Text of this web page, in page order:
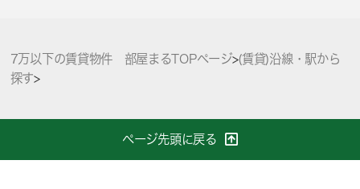
7万以下の賃貸物件 部屋まるTOPページ>(賃貸)沿線・駅から
探す>
ページ先頭に戻る